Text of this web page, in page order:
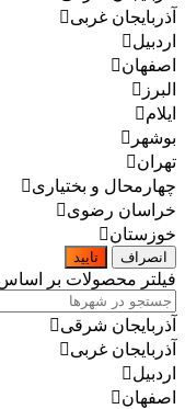
آذربایجان غربی
اردبیل
اصفهان
البرز
ایلام
بوشهر
تهران
چهارمحال و بختیاری
خراسان رضوی
خوزستان
انصراف تایید
فیلتر محصولات بر
آذربایجان شرقی
آذربایجان غربی
اردبیل
اصفهان